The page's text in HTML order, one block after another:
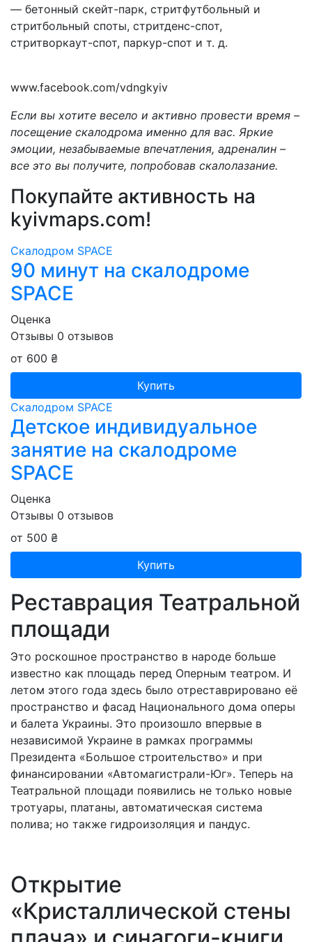
— бетонный скейт-парк, стритфутбольный и
стритбольный споты, стритденс-спот,
стритворкаут-спот, паркур-спот и т. д.
www.facebook.com/vdngkyiv
Если вы хотите весело и активно провести время –
посещение скалодрома именно для вас. Яркие
эмоции, незабываемые впечатления, адреналин –
все это вы получите, попробовав скалолазание.
Покупайте активность на
kyivmaps.com!
Скалодром SPACE
90 минут на скалодроме
SPACE
Оценка
Отзывы 0 отзывов
от 600 ₴
Купить
Скалодром SPACE
Детское индивидуальное
занятие на скалодроме
SPACE
Оценка
Отзывы 0 отзывов
от 500 ₴
Купить
Реставрация Театральной
площади
Это роскошное пространство в народе больше
известно как площадь перед Оперным театром. И
летом этого года здесь было отреставрировано её
пространство и фасад Национального дома оперы
и балета Украины. Это произошло впервые в
независимой Украине в рамках программы
Президента «Большое строительство» и при
финансировании «Автомагистрали-Юг». Теперь на
Театральной площади появились не только новые
тротуары, платаны, автоматическая система
полива; но также гидроизоляция и пандус.
Открытие
«Кристаллической стены